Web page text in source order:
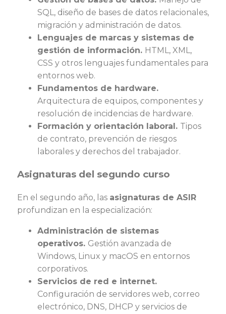
SQL, diseño de bases de datos relacionales,
migración y administración de datos.
Lenguajes de marcas y sistemas de
gestión de información. HTML, XML,
CSS y otros lenguajes fundamentales para
entornos web.
Fundamentos de hardware.
Arquitectura de equipos, componentes y
resolución de incidencias de hardware.
Formación y orientación laboral. Tipos
de contrato, prevención de riesgos
laborales y derechos del trabajador.
Asignaturas del segundo curso
En el segundo año, las asignaturas de ASIR
profundizan en la especialización:
Administración de sistemas
operativos. Gestión avanzada de
Windows, Linux y macOS en entornos
corporativos.
Servicios de red e internet.
Configuración de servidores web, correo
electrónico, DNS, DHCP y servicios de